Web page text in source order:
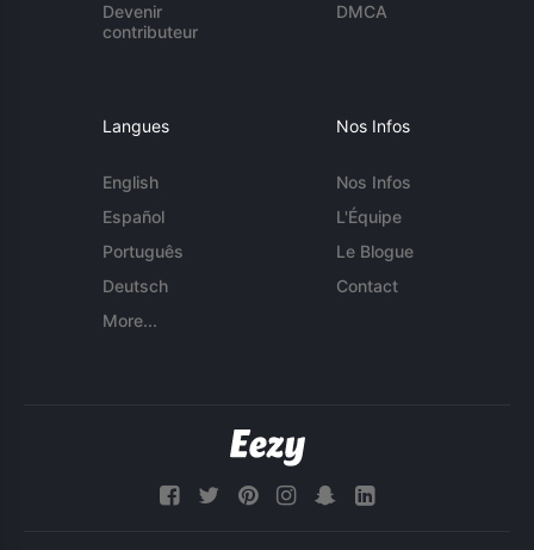
Devenir
contributeur
DMCA
Langues
English
Español
Português
Deutsch
More...
Nos Infos
Nos Infos
L'Équipe
Le Blogue
Contact